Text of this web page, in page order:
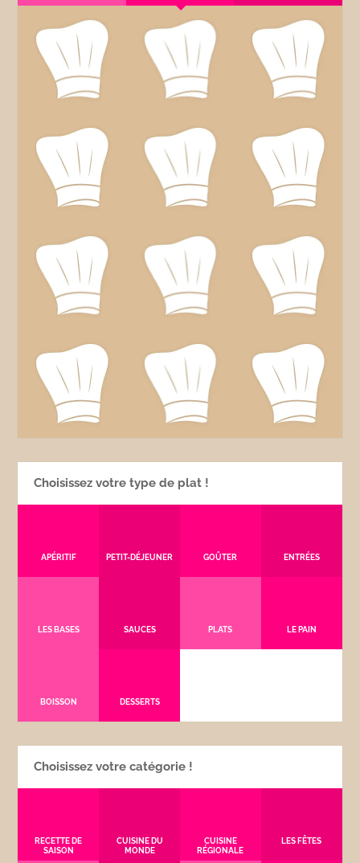
Choisissez votre type de plat !
APÉRITIF PETIT-DÉJEUNER GOÛTER ENTRÉES
LES BASES SAUCES PLATS LE PAIN
BOISSON DESSERTS
Choisissez votre catégorie !
RECETTE DE
SAISON
CUISINE DU
MONDE
CUISINE
RÉGIONALE
LES FÊTES